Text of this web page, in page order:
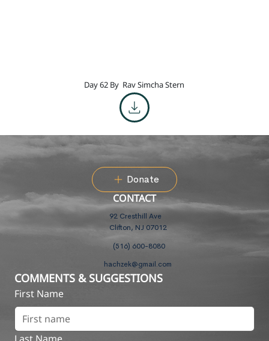
Day 62 By Rav Simcha Stern
Donate
CONTACT
92 Cresthill Ave
Clifton, NJ 07012
(516) 600-8080
hachzek@gmail.com
COMMENTS & SUGGESTIONS
First Name